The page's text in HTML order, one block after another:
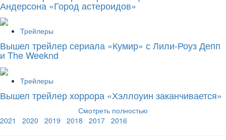
Андерсона «Город астероидов»
Трейлеры
Вышел трейлер сериала «Кумир» с Лили-Роуз Депп
и The Weeknd
Трейлеры
Вышел трейлер хоррора «Хэллоуин заканчивается»
Смотреть полностью
2021
2020 2019 2018 2017 2016